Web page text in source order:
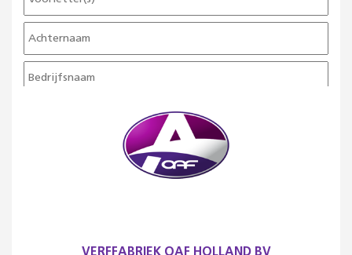
VERFFABRIEK OAF HOLLAND BV